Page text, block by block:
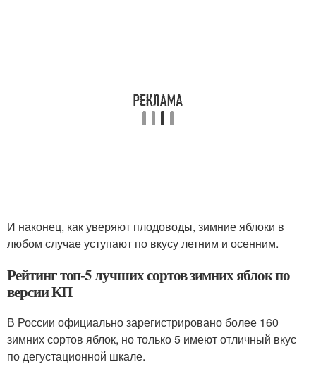
И наконец, как уверяют плодоводы, зимние яблоки в
любом случае уступают по вкусу летним и осенним.
Рейтинг топ-5 лучших сортов зимних яблок по
версии КП
В России официально зарегистрировано более 160
зимних сортов яблок, но только 5 имеют отличный вкус
по дегустационной шкале.